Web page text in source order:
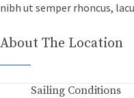
nibh ut semper rhoncus,
About The Location
Sailing Conditions